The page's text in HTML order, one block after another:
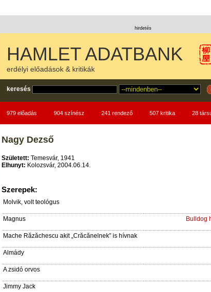
hirdetés
HAMLET ADATBANK
erdélyi előadások & kritikák
keresés
979 előadás 904 színész 241 rendező 507 kritika 28
Nagy Dezső
Született: Temesvár, 1941
Elhunyt: Kolozsvár, 2004.06.14.
Szerepek:
Molvik, volt teológus
Magnus
Bulldog
Mache Răzăchescu akit „Crăcănelnek” is hívnak
Almády
A zsidó orvos
Jimmy Jack